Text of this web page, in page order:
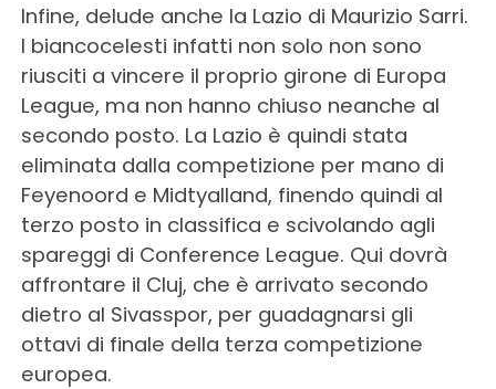
Infine, delude anche la Lazio di Maurizio Sarri.
I biancocelesti infatti non solo non sono
riusciti a vincere il proprio girone di Europa
League, ma non hanno chiuso neanche al
secondo posto. La Lazio è quindi stata
eliminata dalla competizione per mano di
Feyenoord e Midtyalland, finendo quindi al
terzo posto in classifica e scivolando agli
spareggi di Conference League. Qui dovrà
affrontare il Cluj, che è arrivato secondo
dietro al Sivasspor, per guadagnarsi gli
ottavi di finale della terza competizione
europea.